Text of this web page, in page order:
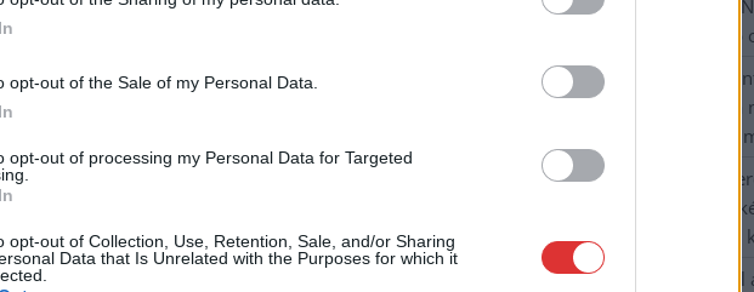
opt-out of the Sale of my Personal Data.
opt-out of processing my Personal Data for Targeted
opt-out of Collection, Use, Retention, Sale, and/or Sharing
Data that Is Unrelated with the Purposes for which it
Kiss Lajos
Jász-
megyében:
otthoni kútból fogy
rendben vannak, ám
kutak
2026.08.07.
biztosítóberendezés a ceglédi
vasútvonalon, alapos késések
Napok óta tart a rendkívüli kánikula,
Problémák egész
megyében: egyre
Szolnokon egy
részlegesen lezárnak a
átlagost is meghaladó
Elromlott a
vasútvonalon, alapos
menetrendhez képest,
Ön szerint hogy